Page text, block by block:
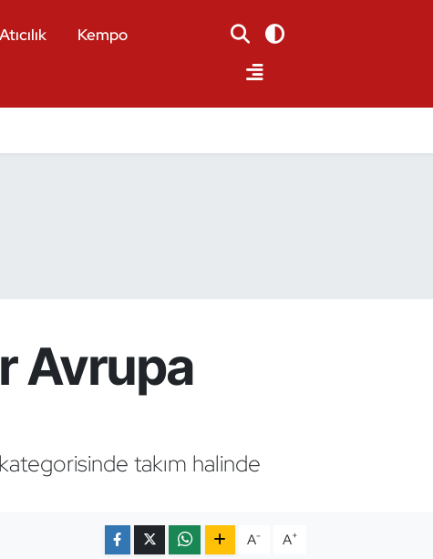
Atıcılık
Kempo
Avrupa
takım halinde
A- A+